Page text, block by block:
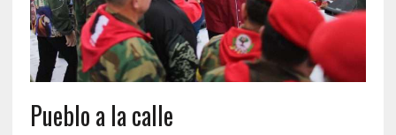
Pueblo a la calle